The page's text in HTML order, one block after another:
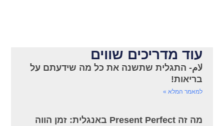
עוד מדריכים שווים
لام- התגלית שתשנה את כל מה שידעתם על
בריאות!
למאמר המלא »
מה זה Present Perfect באנגלית: זמן הווה